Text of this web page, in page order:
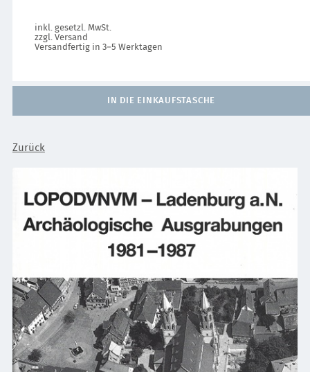
inkl. gesetzl. MwSt.
zzgl. Versand
Versandfertig in 3–5 Werktagen
IN DIE EINKAUFSTASCHE
Zurück